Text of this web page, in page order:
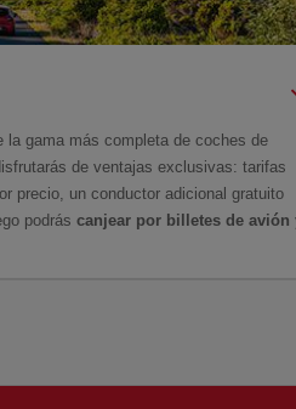
la gama más completa de coches de
de ventajas exclusivas: tarifas
precio, un conductor adicional gratuito
podrás canjear por billetes de avión